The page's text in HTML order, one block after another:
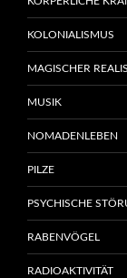
KOLONIALISMUS
MAGISCHER
MUSIK
NOMADENLEBEN
PILZE
PSYCHISCHE
RABENVÖGEL
RADIOAKTIVITÄT